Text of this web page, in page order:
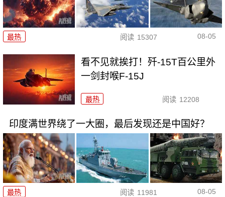
最热 阅读 15307 08-05
看不见就挨打！歼-15T百公里外
一剑封喉F-15J
最热 阅读 12208
印度满世界绕了一大圈，最后发现还是中国好？
最热 阅读 11981 08-05